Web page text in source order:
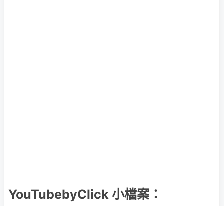
YouTubebyClick 小檔案：